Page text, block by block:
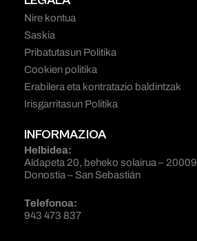
Nire kontua
Saskia
Pribatutasun Politika
Cookien politika
Erabilera eta kontratazio baldintzak
Irisgarritasun Politika
INFORMAZIOA
Helbidea:
Aldapeta 20, beheko solairua – 20009
Donostia – San Sebastián
Telefonoa:
943 473 837